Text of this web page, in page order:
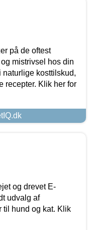
på de oftest
mistrivsel hos din
naturlige kosttilskud,
recepter. Klik her for
og drevet E-
udvalg af
til hund og kat. Klik